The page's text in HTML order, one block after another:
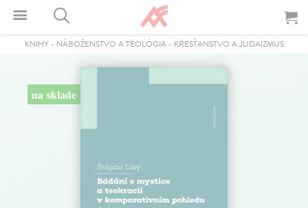
KNIHY- NÁBOŽENSTVO A TEOLÓGIA- KRESŤANSTVO A JUDAIZMUS
na sklade